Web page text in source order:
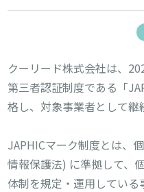
クーリード株式会社は、
第三者認証制度である「
格し、対象事業者として継
JAPHICマーク制度とは、
情報保護法) に準拠して、
体制を規定・運用してい